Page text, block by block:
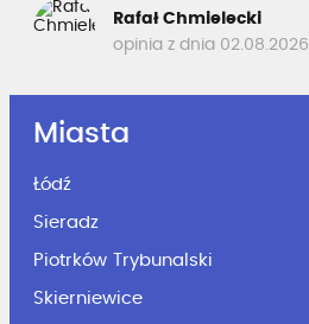
Rafał Chmielecki
opinia z dnia 02.08.2026
Miasta
Łódź
Sieradz
Piotrków Trybunalski
Skierniewice